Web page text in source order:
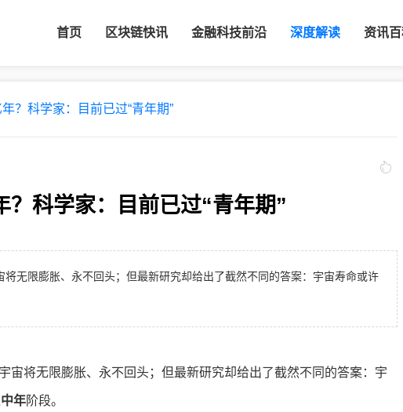
首页 区块链快讯 金融科技前沿 深度解读 资讯
？科学家：目前已过“青年期”
？科学家：目前已过“青年期”
无限膨胀、永不回头；但最新研究却给出了截然不同的答案：宇宙寿命或许
宙将无限膨胀、永不回头；但最新研究却给出了截然不同的答案：宇
中年阶段。